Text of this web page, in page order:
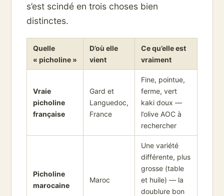
s’est scindé en trois choses bien
distinctes.
Quelle
« picholine »
D’où elle
vient
Ce qu’elle est
vraiment
Vraie
picholine
française
Gard et
Languedoc,
France
Fine, pointue,
ferme, vert
kaki doux —
l’olive AOC à
rechercher
Picholine
marocaine
Maroc
Une variété
différente, plus
grosse (table
et huile) — la
doublure bon